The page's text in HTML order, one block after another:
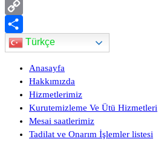
PrintFriendly
Copy
Link
ShareTürkçe
Anasayfa
Hakkımızda
Hizmetlerimiz
Kurutemizleme Ve Ütü Hizmetleri
Mesai saatlerimiz
Tadilat ve Onarım İşlemler listesi